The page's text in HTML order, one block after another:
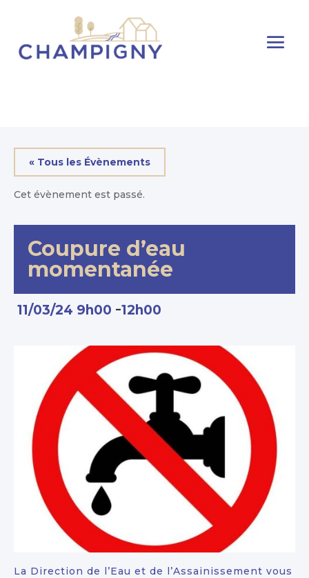
« Tous les Évènements
Cet évènement est passé.
Coupure d’eau
momentanée
11/03/24 9h00 -12h00
La Direction de l’Eau et de l’Assainissement vous